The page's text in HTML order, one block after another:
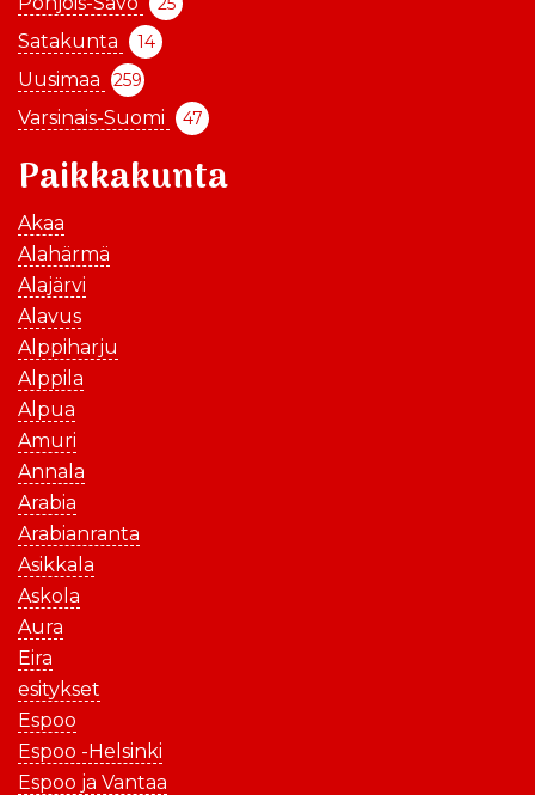
Satakunta 14
Uusimaa 259
Varsinais-Suomi 47
Paikkakunta
Akaa
Alahärmä
Alajärvi
Alavus
Alppiharju
Alppila
Alpua
Amuri
Annala
Arabia
Arabianranta
Asikkala
Askola
Aura
Eira
esitykset
Espoo
Espoo -Helsinki
Espoo ja Vantaa